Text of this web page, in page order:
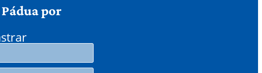
por